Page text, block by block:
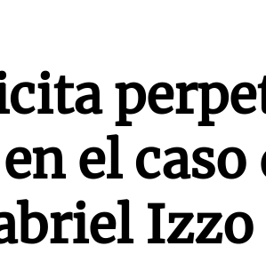
el caso
Izzo